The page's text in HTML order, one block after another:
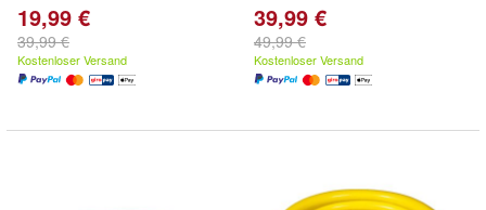
19,99 €
39,99 €
Kostenloser Versand
39,99 €
49,99 €
Kostenloser Versand